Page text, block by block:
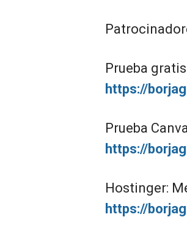
Prueba
https://
Prueba
https://
Hostinger:
https://